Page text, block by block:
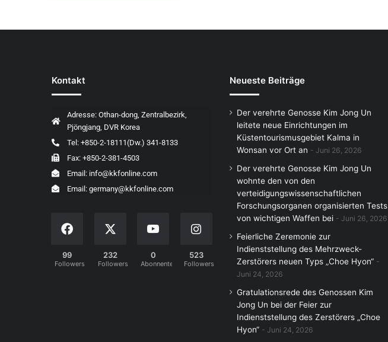
Kontakt
Adresse: Othan-dong, Zentralbezirk,
Pjöngjang, DVR Korea
Tel: +850-2-18111(Dw.) 341-8133
Fax: +850-2-381-4503
Email: info@kkfonline.com
Email: germany@kkfonline.com
99
Followers
232
Followers
0
Abonnenten
523
Followers
Neueste Beiträge
Der verehrte Genosse Kim Jong Un
leitete neue Einrichtungen im
Küstentourismusgebiet Kalma in
Wonsan vor Ort an
Juni 26, 2026
Der verehrte Genosse Kim Jong Un
wohnte den von den
verteidigungswissenschaftlichen
Forschungsorganen organisierten Tests
von wichtigen Waffen bei
Juni 26, 2026
Feierliche Zeremonie zur
Indienststellung des Mehrzweck-
Zerstörers neuen Typs „Choe Hyon“
Juni 24, 2026
Gratulationsrede des Genossen Kim
Jong Un bei der Feier zur
Indienststellung des Zerstörers „Choe
Hyon“
Juni 24, 2026